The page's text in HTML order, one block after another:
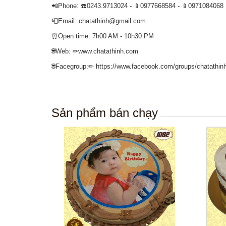
📲Phone: ☎️0243.9713024 - 📱0977668584 - 📱0971084068
📮Email: chatathinh@gmail.com
⏰Open time: 7h00 AM - 10h30 PM
🌐Web: ✏www.chatathinh.com
🌐Facegroup:✏ https://www.facebook.com/groups/
Sản phẩm bán chạy